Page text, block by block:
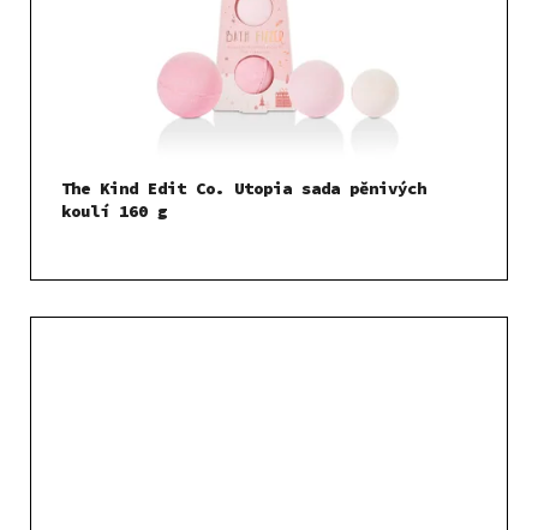
The Kind Edit Co. Utopia sada pěnivých
koulí 160 g